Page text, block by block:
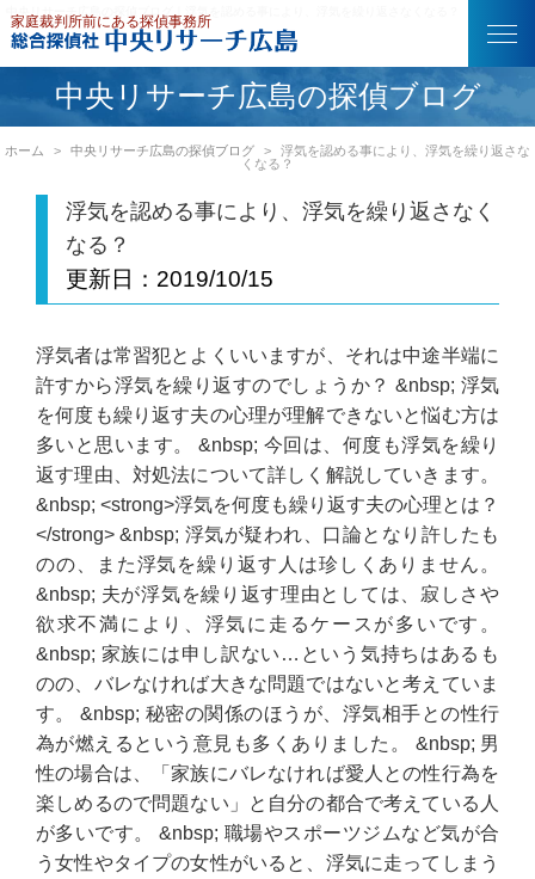
中央リサーチ広島の探偵ブログ
ホーム 中央リサーチ広島の探偵ブログ
浮気を認める事により、浮気を繰り返さな
くなる？
浮気を認める事により、浮気を繰り返さなく
なる？
更新日： 2019/10/15
浮気者は常習犯とよくいいますが、それは中途半端に
許すから浮気を繰り返すのでしょうか？ &nbsp; 浮気
を何度も繰り返す夫の心理が理解できないと悩む方は
多いと思います。 &nbsp; 今回は、何度も浮気を繰り
返す理由、対処法について詳しく解説していきます。
&nbsp; <strong>浮気を何度も繰り返す夫の心理とは？
</strong> &nbsp; 浮気が疑われ、口論となり許したも
のの、また浮気を繰り返す人は珍しくありません。
&nbsp; 夫が浮気を繰り返す理由としては、寂しさや
欲求不満により、浮気に走るケースが多いです。
&nbsp; 家族には申し訳ない…という気持ちはあるも
のの、バレなければ大きな問題ではないと考えていま
す。 &nbsp; 秘密の関係のほうが、浮気相手との性行
為が燃えるという意見も多くありました。 &nbsp; 男
性の場合は、「家族にバレなければ愛人との性行為を
楽しめるので問題ない」と自分の都合で考えている人
が多いです。 &nbsp; 職場やスポーツジムなど気が合
う女性やタイプの女性がいると、浮気に走ってしまう